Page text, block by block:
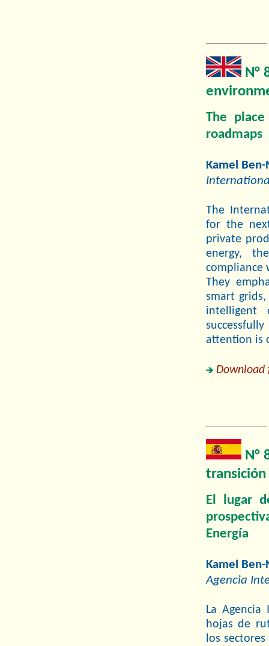
N°
The
roadmaps
Kamel Ben-
The
for the
private
energy,
compliance
They
smart
intelligent
attention is
N°
transición
El lugar
Energía
Kamel Ben-
Agencia
La
hojas de
los